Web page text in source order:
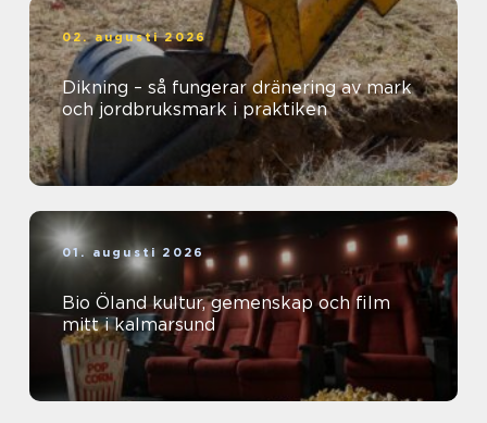
02. augusti 2026
Dikning – så fungerar dränering av mark
och jordbruksmark i praktiken
01. augusti 2026
Bio Öland kultur, gemenskap och film
mitt i kalmarsund